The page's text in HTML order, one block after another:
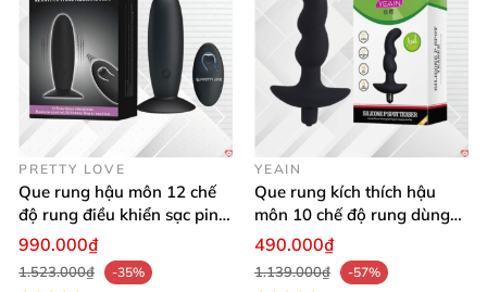
Bạn có thể uốn thành chiếc móc câu , hình chữ S tùy
ý một cách dễ dàng. Nhờ vậy bạn
có thể lựa chọn
một kiểu phù hợp
với tư thế thủ dâm yêu thích.
PRETTY LOVE
Que rung hậu môn 12 chế
độ rung điều khiển sạc pin
cực khoái
990.000₫
1.523.000₫
-35%
YEAIN
Que rung kích thích hậu
môn 10 chế độ rung dùng
pin - Yeain Spot Teaser
490.000₫
1.139.000₫
-57%